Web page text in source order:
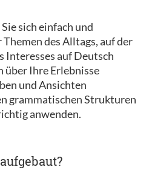
sich einfach und
des Alltags, auf der
Interesses auf Deutsch
über Ihre Erlebnisse
und Ansichten
grammatischen Strukturen
anwenden.